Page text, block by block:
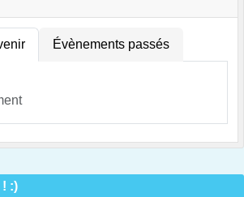
Évènements passés
! :)